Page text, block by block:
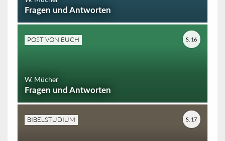
Fragen und Antworten
POST VON EUCH
W. Mücher
Fragen und Antworten
S. 16
BIBELSTUDIUM S. 17